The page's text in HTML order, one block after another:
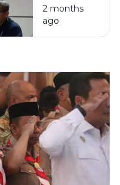
Masih
Terkendali,
Beras Jadi
2 months
ago